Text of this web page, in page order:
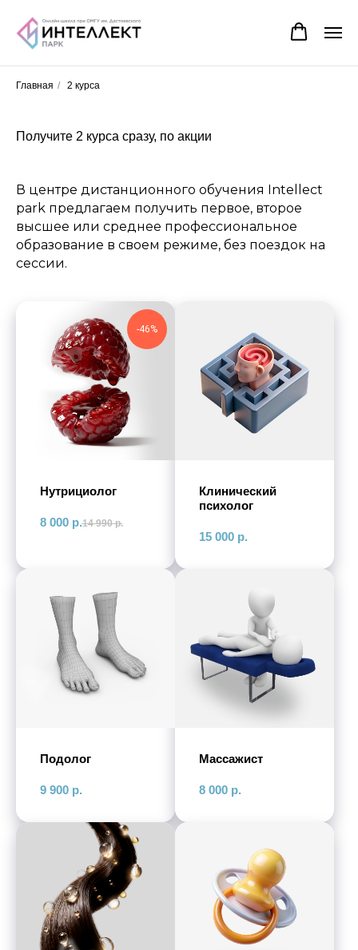
Главная / 2 курса
Получите 2 курса сразу, по акции
В центре дистанционного обучения Intellect
park предлагаем получить первое, второе
высшее или среднее профессиональное
образование в своем режиме, без поездок на
сессии.
-46%
Нутрициолог
8 000 р.14 990 р.
Клинический
психолог
15 000 р.
Подолог
9 900 р.
Массажист
8 000 р.